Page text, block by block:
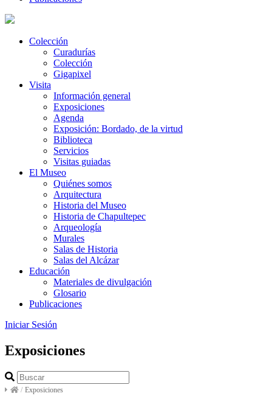
Colección
Curadurías
Colección
Gigapixel
Visita
Información general
Exposiciones
Agenda
Exposición: Bordado, de la virtud
Biblioteca
Servicios
Visitas guiadas
El Museo
Quiénes somos
Arquitectura
Historia del Museo
Historia de Chapultepec
Arqueología
Murales
Salas de Historia
Salas del Alcázar
Educación
Materiales de divulgación
Glosario
Publicaciones
Iniciar Sesión
Exposiciones
/ Exposiciones